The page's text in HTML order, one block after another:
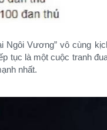
Ngôi Vương” vô cùng
tục là một cuộc tranh
nhất.